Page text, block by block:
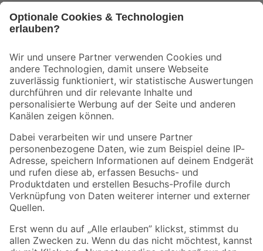
Der toom Newsletter: Keine Angebote und Aktionen mehr verpassen!
Zur Newsletter Anmeldung
Folge uns
Zahlungsarten Versandarten
Sicher einkaufen